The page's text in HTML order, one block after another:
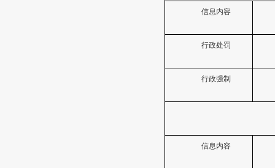
信息内容
行政处罚
行政强制
信息内容